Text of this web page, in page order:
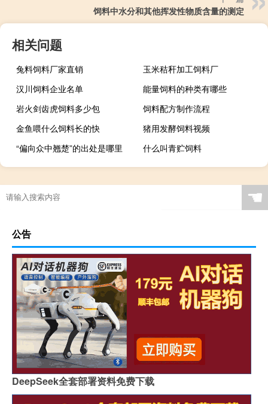
饲料中水分和其他挥发性物质含量的测定
相关问题
兔料饲料厂家直销
玉米秸秆加工饲料厂
汉川饲料企业名单
能量饲料的种类有哪些
岩火剑齿虎饲料多少包
饲料配方制作流程
金鱼喂什么饲料长的快
猪用发酵饲料视频
“偏向众中翘楚”的出处是哪里
什么叫青贮饲料
☚
公告
DeepSeek全套部署资料免费下载